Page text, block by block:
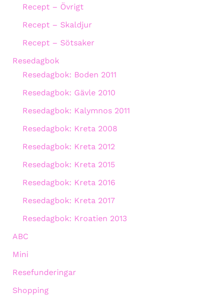
Recept – Övrigt
Recept – Skaldjur
Recept – Sötsaker
Resedagbok
Resedagbok: Boden 2011
Resedagbok: Gävle 2010
Resedagbok: Kalymnos 2011
Resedagbok: Kreta 2008
Resedagbok: Kreta 2012
Resedagbok: Kreta 2015
Resedagbok: Kreta 2016
Resedagbok: Kreta 2017
Resedagbok: Kroatien 2013
ABC
Mini
Resefunderingar
Shopping